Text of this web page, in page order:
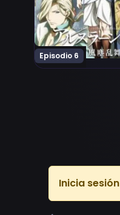
Episodio 6
Inicia sesión